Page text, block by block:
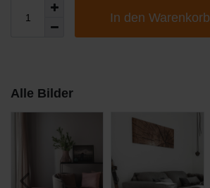
In den Warenkorb
Alle Bilder